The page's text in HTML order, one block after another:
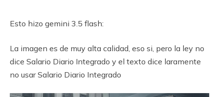
Esto hizo gemini 3.5 flash:
La imagen es de muy alta calidad, eso si, pero la ley no
dice Salario Diario Integrado y el texto dice laramente
no usar Salario Diario Integrado